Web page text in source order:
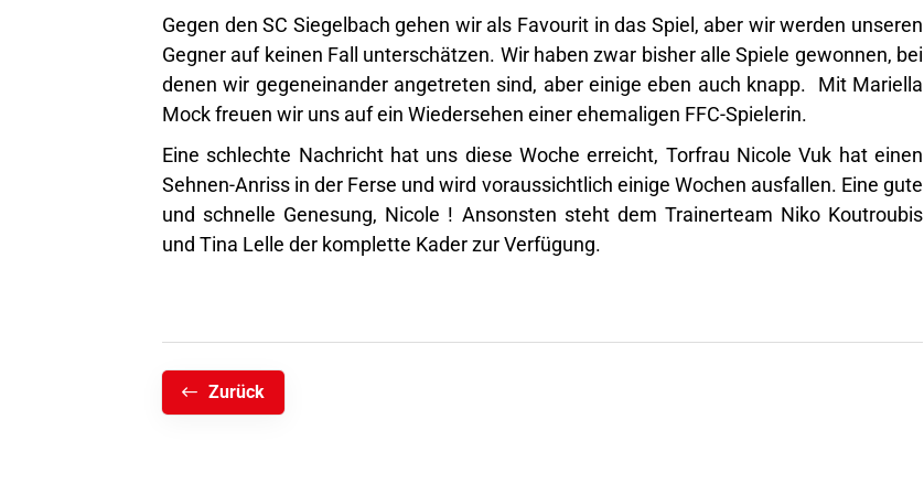
Gegen den SC Siegelbach gehen wir als Favourit in das Spiel, aber wir werden unseren
Gegner auf keinen Fall unterschätzen. Wir haben zwar bisher alle Spiele gewonnen, bei
denen wir gegeneinander angetreten sind, aber einige eben auch knapp. Mit Mariella
Mock freuen wir uns auf ein Wiedersehen einer ehemaligen FFC-Spielerin.
Eine schlechte Nachricht hat uns diese Woche erreicht, Torfrau Nicole Vuk hat einen
Sehnen-Anriss in der Ferse und wird voraussichtlich einige Wochen ausfallen. Eine gute
und schnelle Genesung, Nicole ! Ansonsten steht dem Trainerteam Niko Koutroubis
und Tina Lelle der komplette Kader zur Verfügung.
Zurück